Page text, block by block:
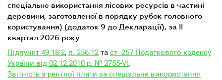
спеціальне використання лісових ресурсів в частині
деревини, заготовленої в порядку рубок головного
користування) (додаток 9 до Декларації), за II
квартал 2026 року
Підпункт 49.18.2, п. 256.12 та ст. 257 Податкового кодексу
України від 02.12.2010 р. № 2755-VI.
Звітність з рентної плати за спеціальне використання